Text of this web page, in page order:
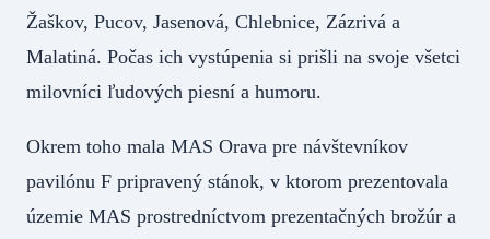
Žaškov, Pucov, Jasenová, Chlebnice, Zázrivá a
Malatiná. Počas ich vystúpenia si prišli na svoje všetci
milovníci ľudových piesní a humoru.
Okrem toho mala MAS Orava pre návštevníkov
pavilónu F pripravený stánok, v ktorom prezentovala
územie MAS prostredníctvom prezentačných brožúr a